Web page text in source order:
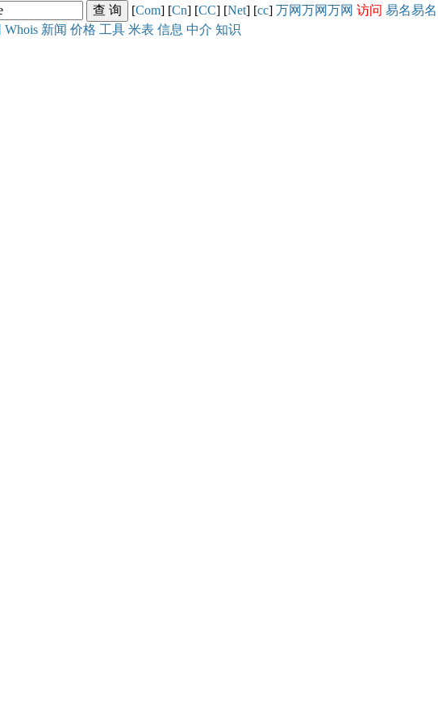
[Com] [Cn] [CC] [Net] [cc] 万网万网万网 访问 易名易名
Whois 新闻 价格 工具 米表 信息 中介 知识